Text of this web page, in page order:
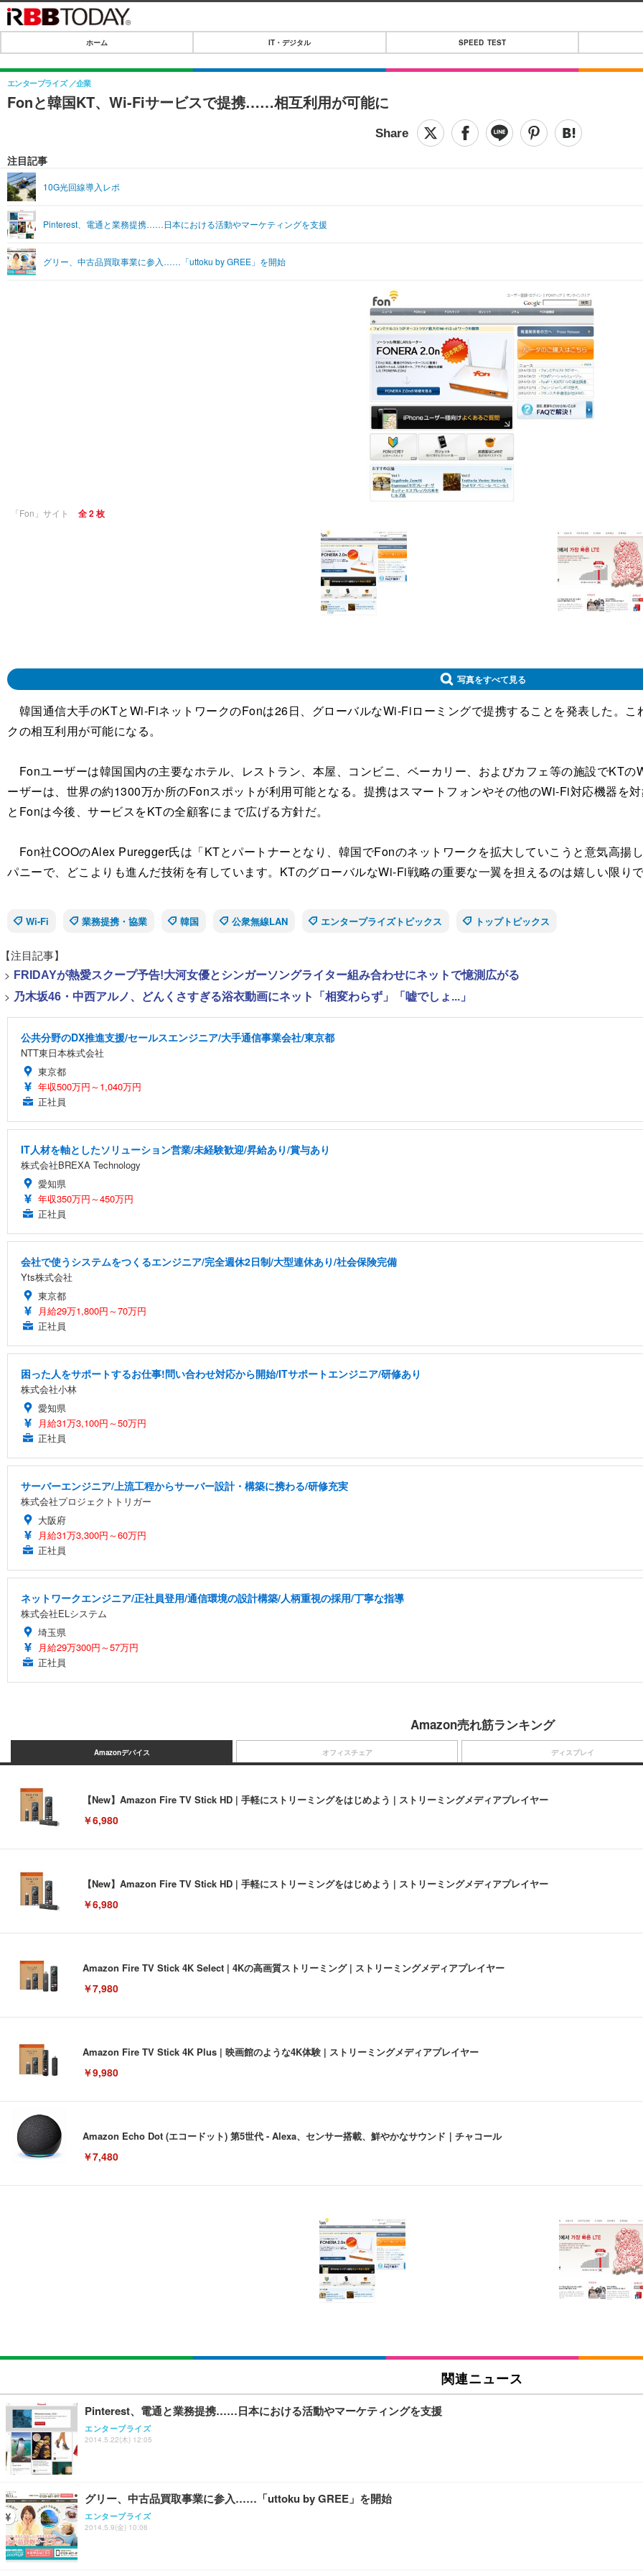
IT・デジタル
IT・デジタルTOP
SPEED TEST
音楽
ライフ
ペット
その他
リリース一覧
プッシュ通知の停止方法
ホーム IT・デジタル SPEED TEST
Fonと韓国KT、Wi-Fiサービスで提携……相互利用が可能に
エンタープライズ 企業
注目記事
10G光回線導入レポ
Pinterest、電通と業務提携……日本における活動やマーケティングを支援
グリー、中古品買取事業に参入……「uttoku by GREE」を開始
「Fon」サイト 全 2 枚
写真をすべて見る
韓国通信大手のKTとWi-FiネットワークのFonは26日、グローバルなWi-Fiローミングで提携することを発表した。
クの相互利用が可能になる。
Fonユーザーは韓国国内の主要なホテル、レストラン、本屋、コンビニ、ベーカリー、およびカフェ等の施設でKT
ーザーは、世界の約1300万か所のFonスポットが利用可能となる。提携はスマートフォンやその他のWi-Fi対応機器を
とFonは今後、サービスをKTの全顧客にまで広げる方針だ。
Fon社COOのAlex Puregger氏は「KTとパートナーとなり、韓国でFonのネットワークを拡大していこうと意気高揚
パニーで、どこよりも進んだ技術を有しています。KTのグローバルなWi-Fi戦略の重要な一翼を担えるのは嬉しい限り
Wi-Fi
業務提携・協業 韓国 公衆無線LAN エンタープライズトピックス トップトピックス
【注目記事】
> FRIDAYが熱愛スクープ予告!大河女優とシンガーソングライター組み合わせにネットで憶測広がる
> 乃木坂46・中西アルノ、どんくさすぎる浴衣動画にネット「相変わらず」「嘘でしょ...」
公共分野のDX推進支援/セールスエンジニア/大手通信事業会社/東京都
NTT東日本株式会社
東京都
年収500万円～1,040万円
正社員
IT人材を軸としたソリューション営業/未経験歓迎/昇給あり/賞与あり
株式会社BREXA Technology
愛知県
年収350万円～450万円
正社員
会社で使うシステムをつくるエンジニア/完全週休2日制/大型連休あり/社会保険完備
Yts株式会社
東京都
月給29万1,800円～70万円
正社員
困った人をサポートするお仕事!問い合わせ対応から開始/ITサポートエンジニア/研修あり
株式会社小林
愛知県
月給31万3,100円～50万円
正社員
サーバーエンジニア/上流工程からサーバー設計・構築に携わる/研修充実
株式会社プロジェクトトリガー
大阪府
月給31万3,300円～60万円
正社員
ネットワークエンジニア/正社員登用/通信環境の設計構築/人柄重視の採用/丁寧な指導
株式会社ELシステム
埼玉県
月給29万300円～57万円
正社員
Amazon売れ筋ランキング
Amazonデバイス
【New】Amazon Fire TV Stick HD | 手軽にストリーミングをはじめよう | ストリーミングメディアプレイヤー
￥6,980
【New】Amazon Fire TV Stick HD | 手軽にストリーミングをはじめよう | ストリーミングメディアプレイヤー
￥6,980
Amazon Fire TV Stick 4K Select | 4Kの高画質ストリーミング | ストリーミングメディアプレイヤー
￥7,980
Amazon Fire TV Stick 4K Plus | 映画館のような4K体験 | ストリーミングメディアプレイヤー
￥9,980
Amazon Echo Dot (エコードット) 第5世代 - Alexa、センサー搭載、鮮やかなサウンド｜チャコール
￥7,480
オフィスチェア
[EdoErgo] オフィスチェア 椅子 テレワーク 疲れない 跳ね上げ式アームレスト コンパクト 約105度ロッキング pc 事務椅子 360度回
Sezlife オフィスチェア デスクチェア 疲れない テレワーク チェア 強化バックレスト 30度ロッキング機能 人間工学 椅子 腰サポー
ション PCチェア 通気性メッシュ ゲーミング/勉強/事務用 おしゃれ パソコンチェア (ブラック)
￥7,680
ション PCチェア 通気性メッシュ ゲーミング/勉強/事務用 おしゃれ パソコンチェア (ホワイト)
￥7,680
ディスプレイ
EIZO ビジネス向けプレミアムモニター | FlexScan EV3240X-WT | 31.5型4K UHD・USB Type-C・ホワイト
【純正品】27"ゲーミングモニター DualSense 充電フック付き（CFI-ZDM1J）
￥49,979
￥15,800
Amazonベーシック ペットシーツ 薄型 レギュラー 1回使い捨て 無香料 ホワイト 300枚
ネオ・ルーライフ ネオ・オムツ L 中型犬用 26枚入り 単品
￥1,800
￥3,670
関連ニュース
Pinterest、電通と業務提携……日本における活動やマーケティングを支援
エンタープライズ
2014.5.22(木) 12:05
グリー、中古品買取事業に参入……「uttoku by GREE」を開始
エンタープライズ
2014.5.9(金) 10:06